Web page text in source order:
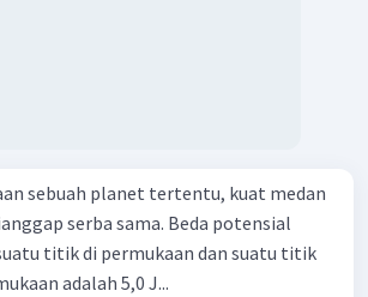
sebuah planet tertentu, kuat medan
serba sama. Beda potensial
titik di permukaan dan suatu titik
adalah 5,0 J...